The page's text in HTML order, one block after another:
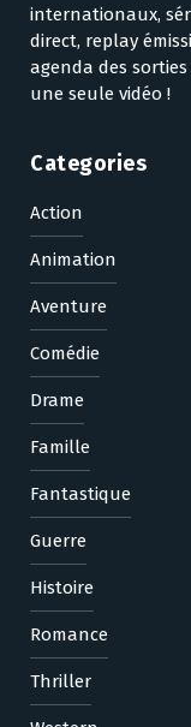
internationaux,
direct, replay
agenda des
une seule vidéo !
Categories
Action
Animation
Aventure
Comédie
Drame
Famille
Fantastique
Guerre
Histoire
Romance
Thriller